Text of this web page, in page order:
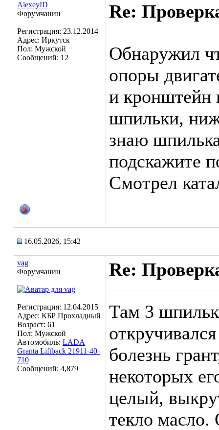
AlexeyID
Форумчанин
Регистрация: 23.12.2014
Адрес: Иркутск
Пол: Мужской
Сообщений: 12
Re:
Обнаружил
опоры
и кронштейн
шпильки,
знаю
подскажите
Смотрел
16.05.2026, 15:42
vag
Форумчанин
Регистрация: 12.04.2015
Адрес: КБР Прохладный
Возраст: 61
Пол: Мужской
Автомобиль: LADA
Granta Liftback 21911-40-
710
Сообщений: 4,879
Re:
Там 3
болезнь
некоторых
целый,
текло масло.